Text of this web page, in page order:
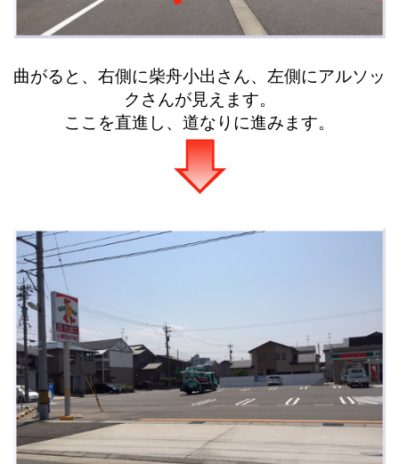
曲がると、右側に柴舟小出さん、左側にアルソッ
クさんが見えます。
ここを直進し、道なりに進みます。